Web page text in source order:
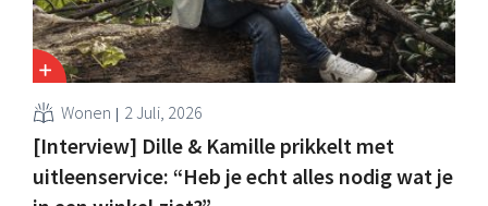
Wonen 2 Juli, 2026
[Interview] Dille & Kamille prikkelt met
uitleenservice: “Heb je echt alles nodig wat je